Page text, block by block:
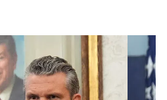
Vicepresident J D Vance och
Vita